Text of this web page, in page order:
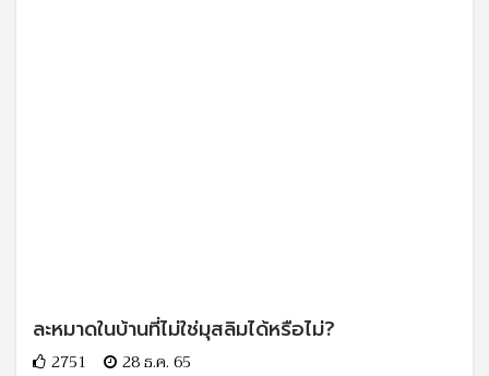
ละหมาดในบ้านที่ไม่ใช่มุสลิมได้หรือไม่?
2751 28 ธ.ค. 65